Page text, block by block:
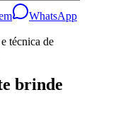
WhatsApp
técnica de
brinde